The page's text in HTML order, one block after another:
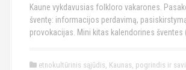
Kaune vykdavusias folkloro vakarones.
šventę: informacijos perdavimą,
provokacijas. Mini kitas kalendorines šventes
etnokultūrinis sąjūdis, Kaunas, pogrindis ir